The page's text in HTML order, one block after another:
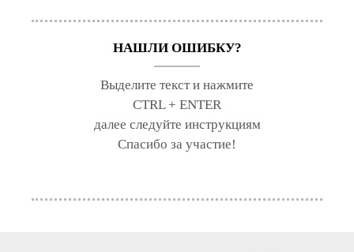
НАШЛИ ОШИБКУ?
Выделите текст и нажмите
CTRL + ENTER
далее следуйте инструкциям
Спасибо за участие!